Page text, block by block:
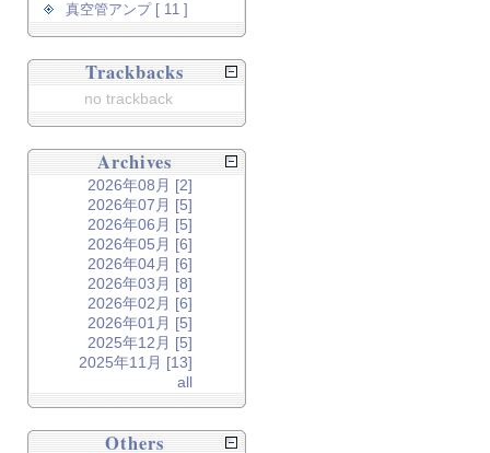
真空管アンプ [ 11 ]
Trackbacks
no trackback
Archives
2026年08月 [2]
2026年07月 [5]
2026年06月 [5]
2026年05月 [6]
2026年04月 [6]
2026年03月 [8]
2026年02月 [6]
2026年01月 [5]
2025年12月 [5]
2025年11月 [13]
all
Others